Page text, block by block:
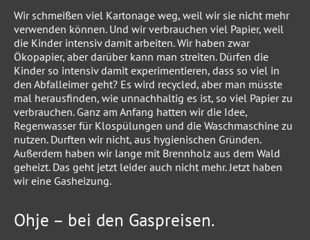
Wir schmeißen viel Kartonage weg, weil wir sie nicht mehr
verwenden können. Und wir verbrauchen viel Papier, weil
die Kinder intensiv damit arbeiten. Wir haben zwar
Ökopapier, aber darüber kann man streiten. Dürfen die
Kinder so intensiv damit experimentieren, dass so viel in
den Abfalleimer geht? Es wird recycled, aber man müsste
mal herausfinden, wie unnachhaltig es ist, so viel Papier zu
verbrauchen. Ganz am Anfang hatten wir die Idee,
Regenwasser für Klospülungen und die Waschmaschine zu
nutzen. Durften wir nicht, aus hygienischen Gründen.
Außerdem haben wir lange mit Brennholz aus dem Wald
geheizt. Das geht jetzt leider auch nicht mehr. Jetzt haben
wir eine Gasheizung.
Ohje – bei den Gaspreisen.